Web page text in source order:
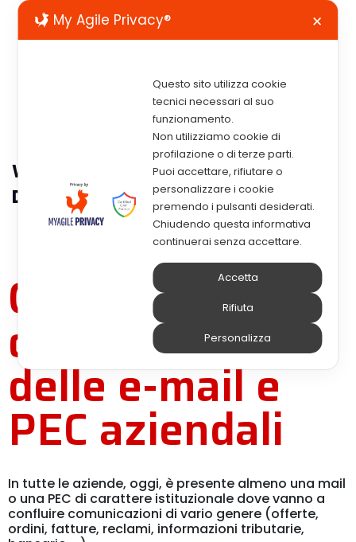
Webinar – Gestione Organizzata
Delle E-Mail E PEC Aziendali
Gestione
organizzata
delle e-mail e
PEC aziendali
In tutte le aziende, oggi, è presente almeno una mail
o una PEC di carattere istituzionale dove vanno a
confluire comunicazioni di vario genere (offerte,
ordini, fatture, reclami, informazioni tributarie,
My Agile Privacy® ✕
Questo sito utilizza cookie
tecnici necessari al suo
funzionamento.
Non utilizziamo cookie di
profilazione o di terze parti.
Puoi accettare, rifiutare o
personalizzare i cookie
premendo i pulsanti desiderati.
Chiudendo questa informativa
continuerai senza accettare.
Accetta
Rifiuta
Personalizza